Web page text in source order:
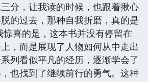
分，让我读的时候，也跟着揪心
的过去，那种自我折磨，真的是
喜的是，这本书并没有停留在
，而是展现了人物如何从中走出
列看似平凡的经历，逐渐学会了
也找到了继续前行的勇气。这种